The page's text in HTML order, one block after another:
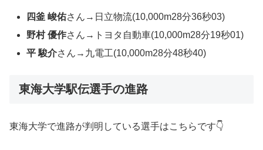
四釜 峻佑さん→日立物流(10,000m28分36秒03)
野村 優作さん→トヨタ自動車(10,000m28分19秒01)
平 駿介さん→九電工(10,000m28分48秒40)
東海大学駅伝選手の進路
東海大学で進路が判明している選手はこちらです👇